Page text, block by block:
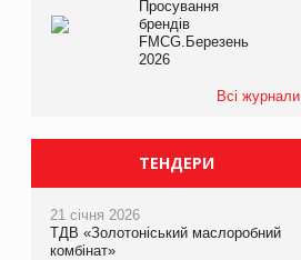
Просування
брендів
FMCG.Березень
2026
Всі журнали
ТЕНДЕРИ
21 січня 2026
ТДВ «Золотоніський маслоробний
комбінат»